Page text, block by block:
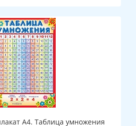
А4. Таблица умножения